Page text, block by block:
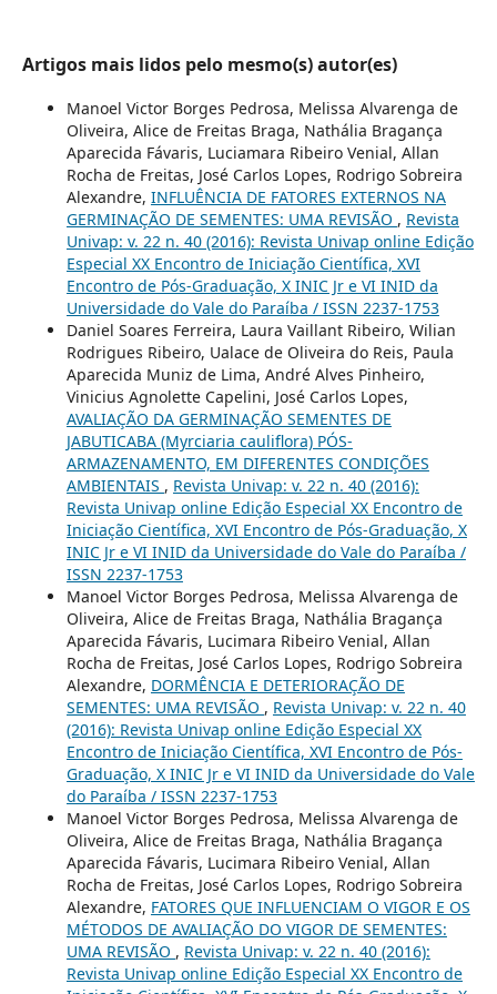
Artigos mais lidos pelo mesmo(s) autor(es)
Manoel Victor Borges Pedrosa, Melissa Alvarenga de
Oliveira, Alice de Freitas Braga, Nathália Bragança
Aparecida Fávaris, Luciamara Ribeiro Venial, Allan
Rocha de Freitas, José Carlos Lopes, Rodrigo Sobreira
Alexandre, INFLUÊNCIA DE FATORES EXTERNOS NA
GERMINAÇÃO DE SEMENTES: UMA REVISÃO , Revista
Univap: v. 22 n. 40 (2016): Revista Univap online Edição
Especial XX Encontro de Iniciação Científica, XVI
Encontro de Pós-Graduação, X INIC Jr e VI INID da
Universidade do Vale do Paraíba / ISSN 2237-1753
Daniel Soares Ferreira, Laura Vaillant Ribeiro, Wilian
Rodrigues Ribeiro, Ualace de Oliveira do Reis, Paula
Aparecida Muniz de Lima, André Alves Pinheiro,
Vinicius Agnolette Capelini, José Carlos Lopes,
AVALIAÇÃO DA GERMINAÇÃO SEMENTES DE
JABUTICABA (Myrciaria cauliflora) PÓS-
ARMAZENAMENTO, EM DIFERENTES CONDIÇÕES
AMBIENTAIS , Revista Univap: v. 22 n. 40 (2016):
Revista Univap online Edição Especial XX Encontro de
Iniciação Científica, XVI Encontro de Pós-Graduação, X
INIC Jr e VI INID da Universidade do Vale do Paraíba /
ISSN 2237-1753
Manoel Victor Borges Pedrosa, Melissa Alvarenga de
Oliveira, Alice de Freitas Braga, Nathália Bragança
Aparecida Fávaris, Lucimara Ribeiro Venial, Allan
Rocha de Freitas, José Carlos Lopes, Rodrigo Sobreira
Alexandre, DORMÊNCIA E DETERIORAÇÃO DE
SEMENTES: UMA REVISÃO , Revista Univap: v. 22 n. 40
(2016): Revista Univap online Edição Especial XX
Encontro de Iniciação Científica, XVI Encontro de Pós-
Graduação, X INIC Jr e VI INID da Universidade do Vale
do Paraíba / ISSN 2237-1753
Manoel Victor Borges Pedrosa, Melissa Alvarenga de
Oliveira, Alice de Freitas Braga, Nathália Bragança
Aparecida Fávaris, Lucimara Ribeiro Venial, Allan
Rocha de Freitas, José Carlos Lopes, Rodrigo Sobreira
Alexandre, FATORES QUE INFLUENCIAM O VIGOR E OS
MÉTODOS DE AVALIAÇÃO DO VIGOR DE SEMENTES:
UMA REVISÃO , Revista Univap: v. 22 n. 40 (2016):
Revista Univap online Edição Especial XX Encontro de